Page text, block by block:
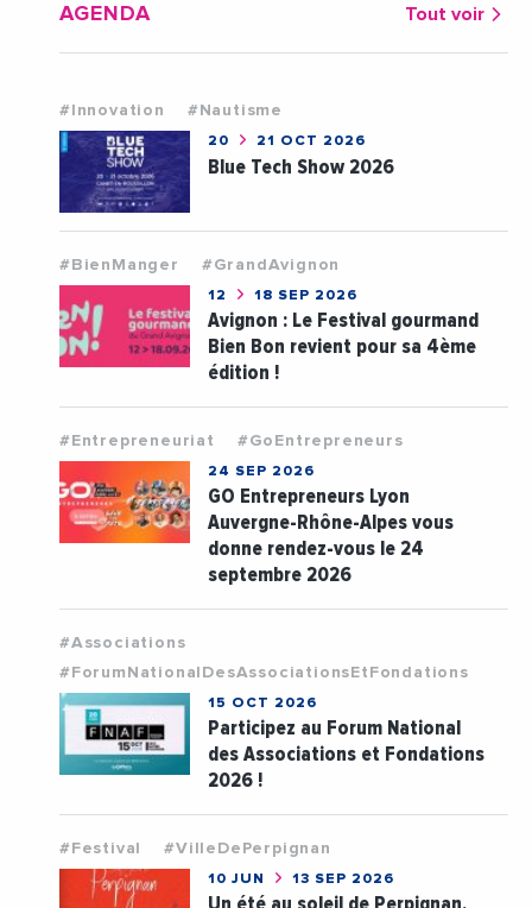
AGENDA Tout voir
#Innovation #Nautisme
20 21 OCT 2026
Blue Tech Show 2026
#BienManger #GrandAvignon
12 18 SEP 2026
Avignon : Le Festival gourmand
Bien Bon revient pour sa 4ème
édition !
#Entrepreneuriat #GoEntrepreneurs
24 SEP 2026
GO Entrepreneurs Lyon
Auvergne-Rhône-Alpes vous
donne rendez-vous le 24
septembre 2026
#Associations
#ForumNationalDesAssociationsEtFondations
15 OCT 2026
Participez au Forum National
des Associations et Fondations
2026 !
#Festival #VilleDePerpignan
10 JUN 13 SEP 2026